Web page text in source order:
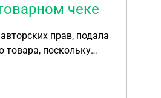
чеке
прав, подала
вообще в